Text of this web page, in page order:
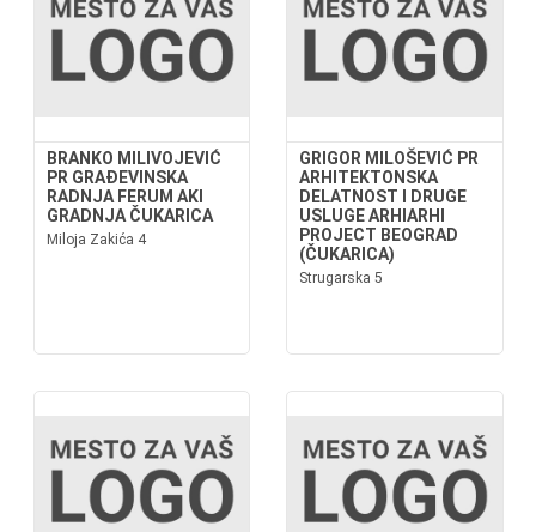
BRANKO MILIVOJEVIĆ
PR GRAĐEVINSKA
RADNJA FERUM AKI
GRADNJA ČUKARICA
Miloja Zakića 4
GRIGOR MILOŠEVIĆ PR
ARHITEKTONSKA
DELATNOST I DRUGE
USLUGE ARHIARHI
PROJECT BEOGRAD
(ČUKARICA)
Strugarska 5